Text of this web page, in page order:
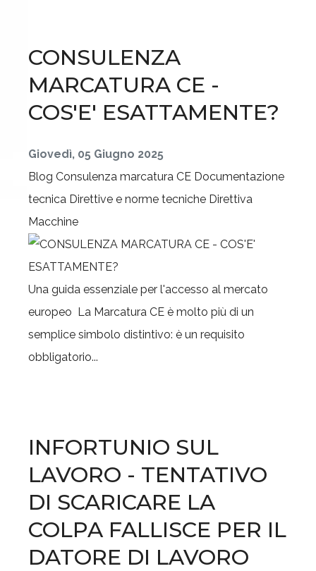
CONSULENZA
MARCATURA CE -
COS'E' ESATTAMENTE?
Giovedì, 05 Giugno 2025
Blog Consulenza marcatura CE Documentazione
tecnica Direttive e norme tecniche Direttiva
Macchine
Una guida essenziale per l'accesso al mercato
europeo La Marcatura CE è molto più di un
semplice simbolo distintivo: è un requisito
obbligatorio...
INFORTUNIO SUL
LAVORO - TENTATIVO
DI SCARICARE LA
COLPA FALLISCE PER IL
DATORE DI LAVORO